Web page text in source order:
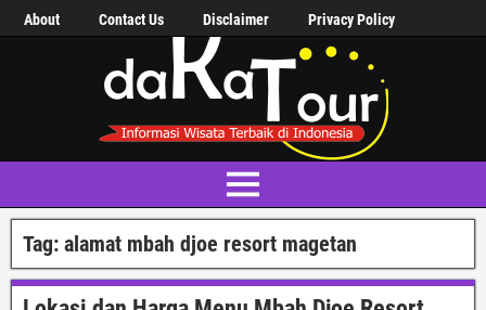
About Contact Us Disclaimer Privacy Policy
Tag: alamat mbah djoe resort magetan